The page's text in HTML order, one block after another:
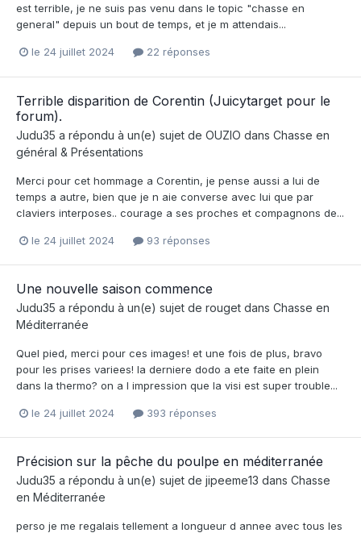
est terrible, je ne suis pas venu dans le topic "chasse en
general" depuis un bout de temps, et je m attendais...
le 24 juillet 2024 22 réponses
Terrible disparition de Corentin (Juicytarget pour le
forum).
Judu35 a répondu à un(e) sujet de OUZIO dans Chasse en
général & Présentations
Merci pour cet hommage a Corentin, je pense aussi a lui de
temps a autre, bien que je n aie converse avec lui que par
claviers interposes.. courage a ses proches et compagnons de...
le 24 juillet 2024 93 réponses
Une nouvelle saison commence
Judu35 a répondu à un(e) sujet de rouget dans Chasse en
Méditerranée
Quel pied, merci pour ces images! et une fois de plus, bravo
pour les prises variees! la derniere dodo a ete faite en plein
dans la thermo? on a l impression que la visi est super trouble...
le 24 juillet 2024 393 réponses
Précision sur la pêche du poulpe en méditerranée
Judu35 a répondu à un(e) sujet de jipeeme13 dans Chasse
en Méditerranée
perso je me regalais tellement a longueur d annee avec tous les